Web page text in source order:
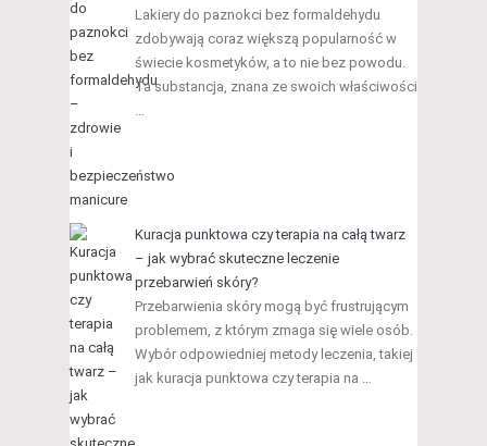
Lakiery do paznokci bez formaldehydu
zdobywają coraz większą popularność w
świecie kosmetyków, a to nie bez powodu.
Ta substancja, znana ze swoich właściwości
…
Kuracja punktowa czy terapia na całą twarz
– jak wybrać skuteczne leczenie
przebarwień skóry?
Przebarwienia skóry mogą być frustrującym
problemem, z którym zmaga się wiele osób.
Wybór odpowiedniej metody leczenia, takiej
jak kuracja punktowa czy terapia na …